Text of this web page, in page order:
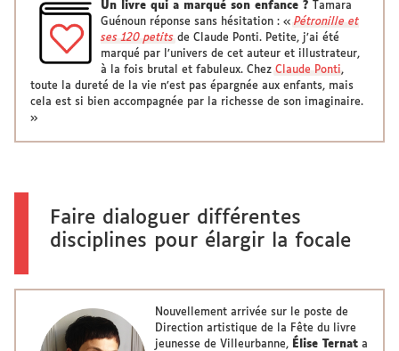
Un livre qui a marqué son enfance ?
Tamara
Guénoun réponse sans hésitation : «Pétronille et
ses 120 petits de Claude Ponti. Petite, j’ai été
marqué par l’univers de cet auteur et illustrateur,
à la fois brutal et fabuleux. Chez Claude Ponti,
toute la dureté de la vie n’est pas épargnée aux enfants, mais
cela est si bien accompagnée par la richesse de son imaginaire.
»
Faire dialoguer différentes
disciplines pour élargir la focale
Nouvellement arrivée sur le poste de
Direction artistique de la Fête du livre
jeunesse de Villeurbanne, Élise Ternat a